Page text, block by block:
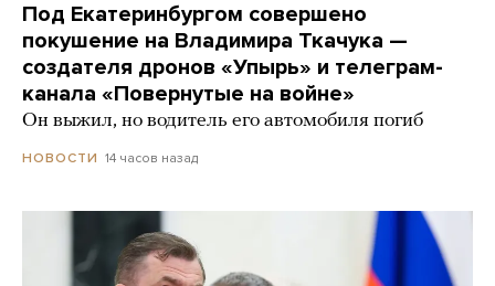
Под Екатеринбургом совершено
покушение на Владимира Ткачука —
создателя дронов «Упырь» и телеграм-
канала «Повернутые на войне»
Он выжил, но водитель его автомобиля погиб
НОВОСТИ 14 часов назад